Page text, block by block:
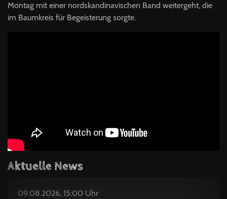
Montag mit einer nordskandinavischen Band weitergeht, die
im Baumkreis für Begeisterung sorgte.
Aktuelle News
09.08.2026, 15:00 Uhr